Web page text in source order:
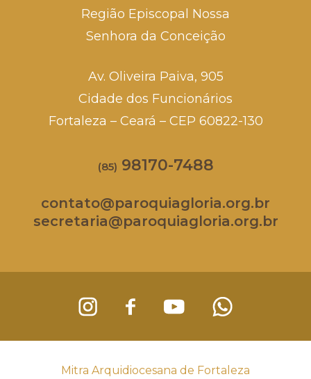
Região Episcopal Nossa
Senhora da Conceição
Av. Oliveira Paiva, 905
Cidade dos Funcionários
Fortaleza – Ceará – CEP 60822-130
(85) 98170-7488
contato@paroquiagloria.org.br
secretaria@paroquiagloria.org.br
Mitra Arquidiocesana de Fortaleza